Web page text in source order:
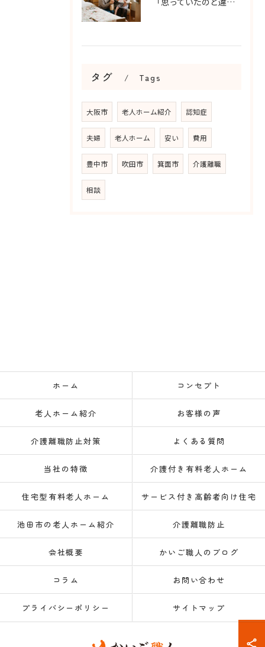
タグ Tags
大阪市 老人ホーム紹介 認知症
夫婦 老人ホーム 安い 費用
豊中市 吹田市 箕面市 介護離職
相談
ホーム コンセプト
老人ホーム紹介 お客様の声
介護離職防止対策 よくある質問
当社の特徴 介護付き有料老人ホーム
住宅型有料老人ホーム サービス付き高齢者向け住宅
池田市の老人ホーム紹介 介護離職防止
会社概要 かいご職人のブログ
コラム お問い合わせ
プライバシーポリシー サイトマップ